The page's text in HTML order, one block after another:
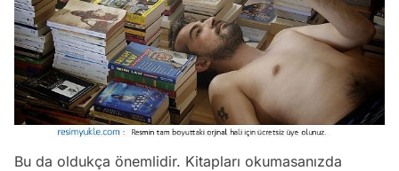
Bu da oldukça önemlidir. Kitapları okumasanızda